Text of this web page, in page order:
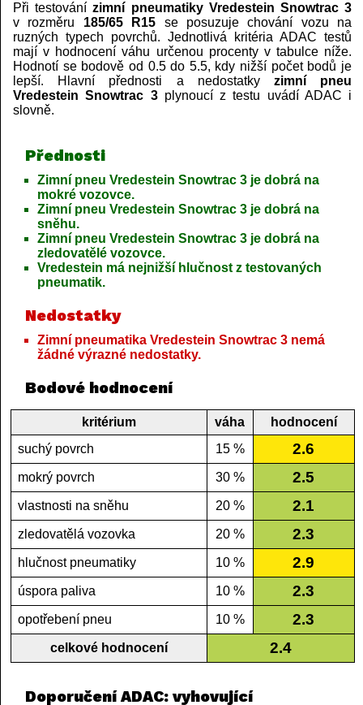
Při testovánízimní pneumatiky Vredestein Snowtrac 3
v rozměru 185/65 R15 se posuzuje chování vozu na
ruzných typech povrchů. Jednotlivá kritéria ADAC testů
mají v hodnocení váhu určenou procenty v tabulce níže.
Hodnotí se bodově od 0.5 do 5.5, kdy nižší počet bodů je
lepší. Hlavní přednosti a nedostatky zimní pneu
Vredestein Snowtrac 3plynoucí z testu uvádí ADAC i
slovně.
Přednosti
Zimní pneu Vredestein Snowtrac 3 je dobrá na
mokré vozovce.
Zimní pneu Vredestein Snowtrac 3 je dobrá na
sněhu.
Zimní pneu Vredestein Snowtrac 3 je dobrá na
zledovatělé vozovce.
Vredestein má nejnižší hlučnost z testovaných
pneumatik.
Nedostatky
Zimní pneumatika Vredestein Snowtrac 3 nemá
žádné výrazné nedostatky.
Bodové hodnocení
kritérium váha
hodnocení
suchý povrch
15 % 2.6
mokrý povrch 30 % 2.5
vlastnosti na sněhu 20 % 2.1
zledovatělá vozovka 20 % 2.3
hlučnost pneumatiky 10 % 2.9
úspora paliva 10 % 2.3
opotřebení pneu 10 % 2.3
celkové hodnocení 2.4
Doporučení ADAC: vyhovující